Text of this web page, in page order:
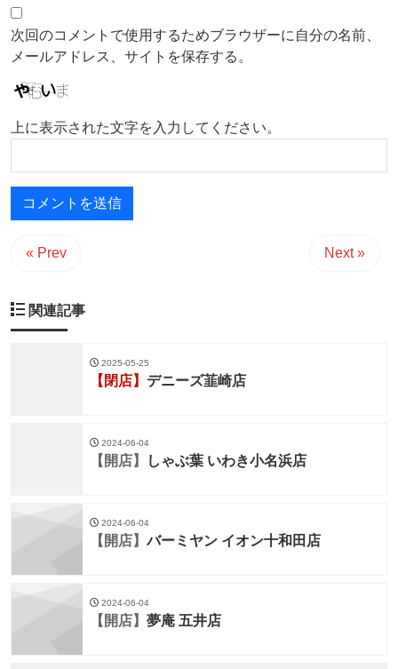
次回のコメントで使用するためブラウザーに自分の名前、
メールアドレス、サイトを保存する。
上に表示された文字を入力してください。
« Prev Next »
関連記事
2025-05-25
【閉店】 デニーズ韮崎店
2024-06-04
【開店】 しゃぶ葉 いわき小名浜店
2024-06-04
【開店】バーミヤン イオン十和田店
2024-06-04
【開店】 夢庵 五井店